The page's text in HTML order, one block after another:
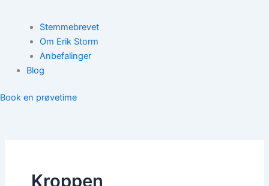
Stemmebrevet
Om Erik Storm
Anbefalinger
Blog
Book en prøvetime
Kroppen